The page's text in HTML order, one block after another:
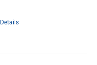
Details